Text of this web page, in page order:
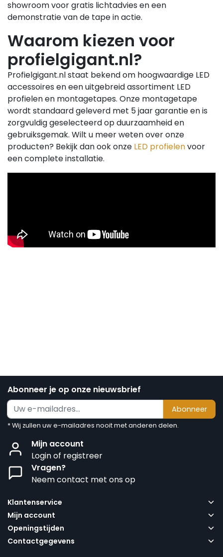
showroom voor gratis lichtadvies en een
demonstratie van de tape in actie.
Waarom kiezen voor
profielgigant.nl?
Profielgigant.nl staat bekend om hoogwaardige LED
accessoires en een uitgebreid assortiment LED
profielen en montagetapes. Onze montagetape
wordt standaard geleverd met 5 jaar garantie en is
zorgvuldig geselecteerd op duurzaamheid en
gebruiksgemak. Wilt u meer weten over onze
producten? Bekijk dan ook onze LED profielenvoor
een complete installatie.
Abonneer je op onze nieuwsbrief
Abonneer
* Wij zullen uw e-mailadres nooit met anderen delen.
Mijn account
Login of registreer
Vragen?
Neem contact met ons op
Klantenservice
Mijn account
Openingstijden
Contactgegevens